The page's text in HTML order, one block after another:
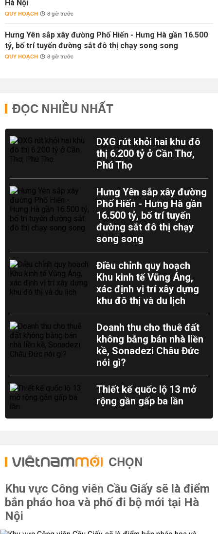
Hà Nội
QUY HOẠCH 8 giờ trước
Hưng Yên sắp xây đường Phố Hiến - Hưng Hà gần 16.500
tỷ, bố trí tuyến đường sắt đô thị chạy song song
QUY HOẠCH 8 giờ trước
ĐỌC NHIỀU NHẤT
DXG rút khỏi hai khu đô
thị 6.200 tỷ ở Cần Thơ,
Phú Thọ
Hưng Yên sắp xây đường
Phố Hiến - Hưng Hà gần
16.500 tỷ, bố trí tuyến
đường sắt đô thị chạy
song song
Điều chỉnh quy hoạch
Khu kinh tế Vũng Áng,
xác định vị trí xây dựng
khu đô thị và du lịch
Doanh thu cho thuê đất
không bằng bán nhà liền
kề, Sonadezi Châu Đức
nói gì?
Thiết kế quốc lộ 13 mở
rộng gần gấp ba lần
CHỌN
Khu vực Công viên Cầu Giấy sẽ là điểm
bắn pháo hoa và phố đi bộ mới tại Hà
Nội